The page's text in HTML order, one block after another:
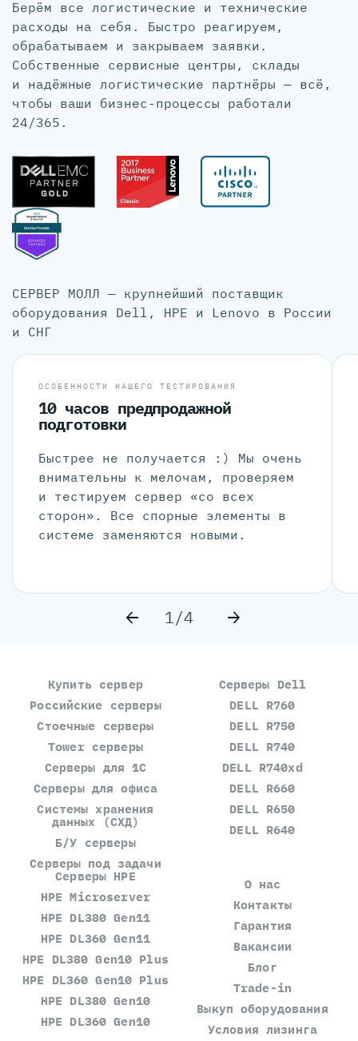
Берём все логистические и технические
расходы на себя. Быстро реагируем,
обрабатываем и закрываем заявки.
Собственные сервисные центры, склады
и надёжные логистические партнёры — всё,
чтобы ваши бизнес-процессы работали
24/365.
СЕРВЕР МОЛЛ — крупнейший поставщик
оборудования Dell, HPE и Lenovo в России
и СНГ
ОСОБЕННОСТИ НАШЕГО ТЕСТИРОВАНИЯ
10 часов предпродажной
подготовки
Быстрее не получается :) Мы очень
внимательны к мелочам, проверяем
и тестируем сервер «со всех
сторон». Все спорные элементы в
системе заменяются новыми.
1/4
Купить сервер
Российские серверы
Стоечные серверы
Tower серверы
Серверы для 1С
Серверы для офиса
Системы хранения
данных (СХД)
Б/У серверы
Серверы под задачи
Серверы Dell
DELL R760
DELL R750
DELL R740
DELL R740xd
DELL R660
DELL R650
DELL R640
Серверы HPE
HPE Microserver
HPE DL380 Gen11
HPE DL360 Gen11
HPE DL380 Gen10 Plus
HPE DL360 Gen10 Plus
HPE DL380 Gen10
HPE DL360 Gen10
О нас
Контакты
Гарантия
Вакансии
Блог
Trade-in
Выкуп оборудования
Условия лизинга